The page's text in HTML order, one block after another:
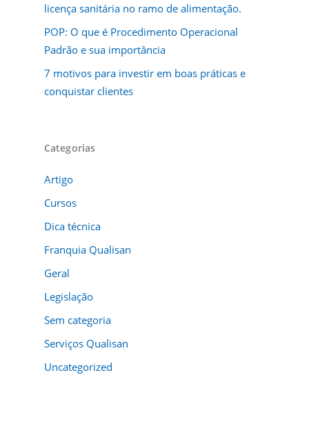
licença sanitária no ramo de alimentação.
POP: O que é Procedimento Operacional
Padrão e sua importância
7 motivos para investir em boas práticas e
conquistar clientes
Categorias
Artigo
Cursos
Dica técnica
Franquia Qualisan
Geral
Legislação
Sem categoria
Serviços Qualisan
Uncategorized